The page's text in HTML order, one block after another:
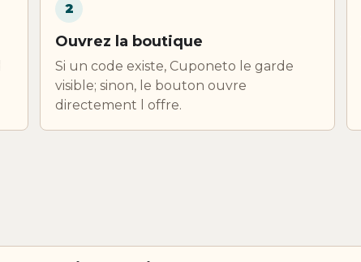
2
Ouvrez la boutique
Si un code existe, Cuponeto le garde
visible; sinon, le bouton ouvre
directement l offre.